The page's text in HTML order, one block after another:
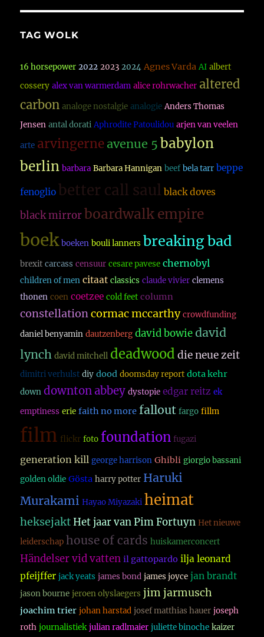
TAG WOLK
16 horsepower 2022 2023 2024 Agnes Varda AI albert
cossery alex van warmerdam alice rohrwacher altered
carbon analoge nostalgie analogie Anders Thomas
Jensen antal dorati Aphrodite Patoulidou arjen van veelen
arte arvingerne avenue 5 babylon
berlin barbara Barbara Hannigan beef bela tarr beppe
fenoglio better call saul black doves
black mirror boardwalk empire
boek boeken bouli lanners breaking bad
brexit carcass censuur cesare pavese chernobyl
children of men citaat classics claude vivier clemens
thonen coen coetzee cold feet column
constellationcormac mccarthy crowdfunding
daniel benyamin dautzenberg david bowie david
lynch david mitchell deadwood die neue zeit
dimitri verhulst diy dood doomsday report dota kehr
down downton abbey dystopie edgar reitz ek
emptiness erie faith no more fallout fargo fillm
film flickr foto foundation fugazi
generation kill george harrison Ghibli giorgio bassani
golden oldie Gösta harry potter Haruki
Murakami Hayao Miyazaki heimat
heksejakt Het jaar van Pim Fortuyn Het nieuwe
leiderschap house of cards huiskamerconcert
Händelser vid vatten il gattopardo ilja leonard
pfeijffer jack yeats james bond james joyce jan brandt
jason bourne jeroen olyslaegers jim jarmusch
joachim trier johan harstad josef matthias hauer joseph
roth journalistiek julian radlmaier juliette binoche kaizer